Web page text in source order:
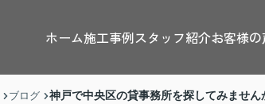
ホーム施工事例スタッフ紹介お客様
ブログ 神戸で中央区の貸事務所を探してみませ